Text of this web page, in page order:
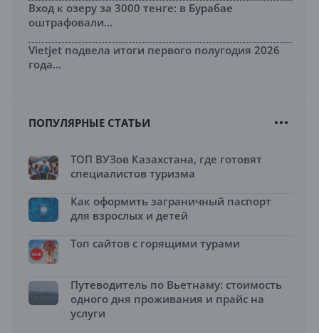
Вход к озеру за 3000 тенге: в Бурабае
оштрафовали...
Vietjet подвела итоги первого полугодия 2026
года...
ПОПУЛЯРНЫЕ СТАТЬИ
ТОП ВУЗов Казахстана, где готовят
специалистов туризма
Как оформить заграничный паспорт
для взрослых и детей
Топ сайтов с горящими турами
Путеводитель по Вьетнаму: стоимость
одного дня проживания и прайс на
услуги